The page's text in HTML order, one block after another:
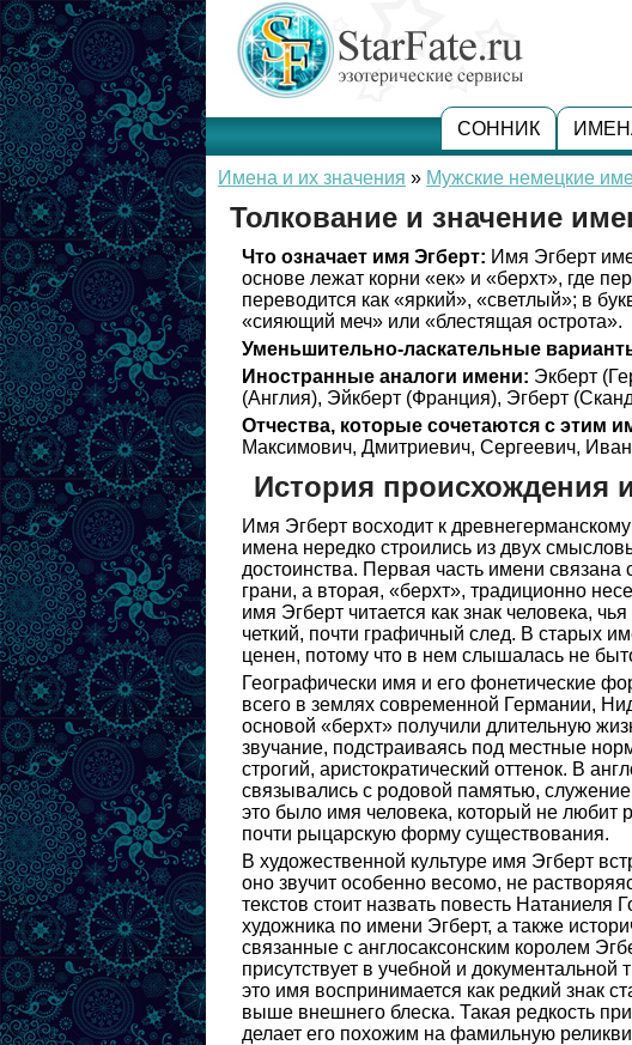
СОННИК
Имена и их значения » Мужские немецкие
Толкование и значение
Что означает имя Эгберт: Имя Эгберт
основе лежат корни «ек» и «берхт», где
переводится как «яркий», «светлый»; в
«сияющий меч» или «блестящая острота».
Уменьшительно-ласкательные
Иностранные аналоги имени: Экберт
(Англия), Эйкберт (Франция), Эгберт
Отчества, которые сочетаются с этим
Максимович, Дмитриевич, Сергеевич,
История происхождения
Имя Эгберт восходит к
имена нередко строились из двух
достоинства. Первая часть имени
грани, а вторая, «берхт», традиционно
имя Эгберт читается как знак человека,
четкий, почти графичный след. В старых
ценен, потому что в нем слышалась не
Географически имя и его фонетические
всего в землях современной Германии,
основой «берхт» получили длительную
звучание, подстраиваясь под местные
строгий, аристократический оттенок. В
связывались с родовой памятью,
это было имя человека, который не любит
почти рыцарскую форму существования.
В художественной культуре имя Эгберт
оно звучит особенно весомо, не
текстов стоит назвать повесть Натаниеля
художника по имени Эгберт, а также
связанные с англосаксонским королем
присутствует в учебной и
это имя воспринимается как редкий знак
выше внешнего блеска. Такая редкость
делает его похожим на фамильную